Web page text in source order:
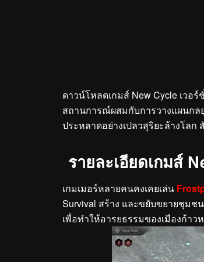
ดาวน์โหลดเกมส์ New Cycle เวอ
สถานการณ์ผสมกับการวางแผนกล
ประหลาดอย่างเปลวสุริยะล้างโล
รายละเอียดเกมส์
เกมเมอร์หลายคนคงเคยเล่น
Survival สร้าง และขยับขยายชุม
เพื่อทำให้อารยธรรมของเมืองก้